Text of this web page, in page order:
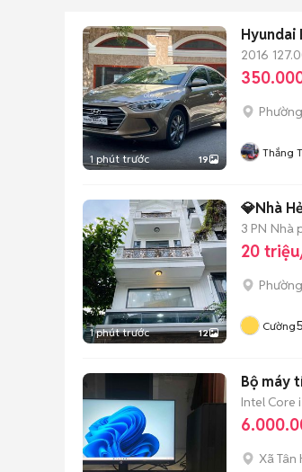
1 phút trước 19
Hyundai
2016
Thắng
1 phút trước 12
💎Nhà
3 PN Nhà
20
Cường
Bộ máy
Intel Core
Xã Tân